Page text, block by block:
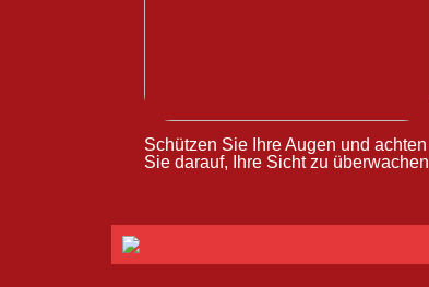
Schützen Sie Ihre Augen und achten
Sie darauf, Ihre Sicht zu überwachen